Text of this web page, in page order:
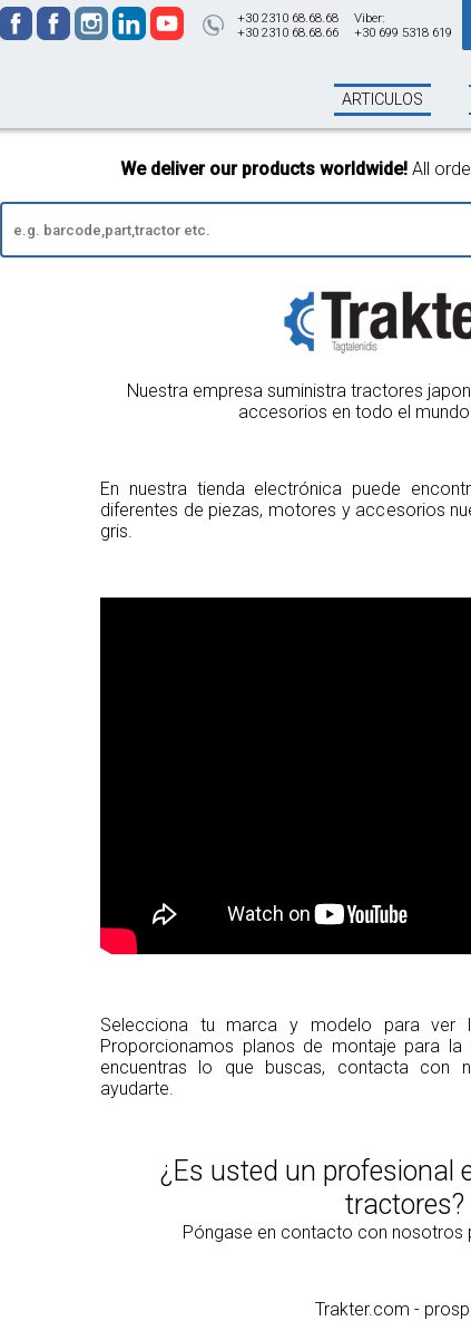
+30 2310 68.68.68
+30 2310 68.68.66
Viber:
+30 699 5318 619
ARTICULOS
products worldwide!All orders Until 13:00 will be shipped
Nuestra empresa suministra tractores
accesorios en todo el
En nuestra tienda electrónica puede
diferentes de piezas, motores y accesorios
gris.
Selecciona tu marca y modelo para ver
Proporcionamos planos de montaje para
encuentras lo que buscas, contacta con
ayudarte.
¿Es usted un profesional
tractores?
Póngase en contacto con nosotros
Trakter.com -